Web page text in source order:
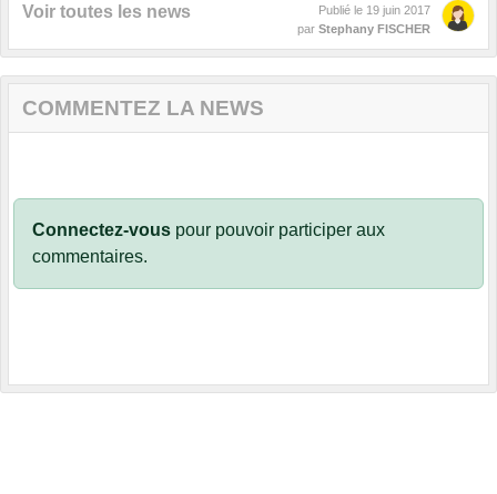
Voir toutes les news Publié le 19 juin 2017
par Stephany FISCHER
COMMENTEZ LA NEWS
Connectez-vous pour pouvoir participer aux
commentaires.